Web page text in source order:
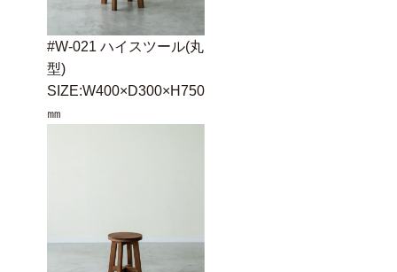
#W-021 ハイスツール(丸
型)
SIZE:W400×D300×H750
㎜